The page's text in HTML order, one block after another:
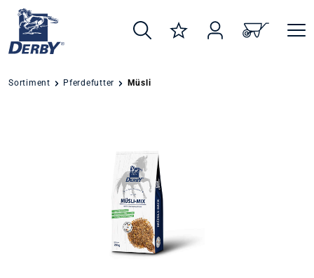
springen
Sortiment Pferdefutter Müsli